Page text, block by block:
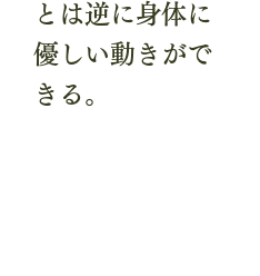
とは逆に身体に
優しい動きがで
きる。